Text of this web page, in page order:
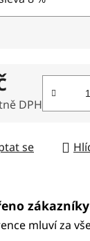
DPH
se
zákazníky
mluví za